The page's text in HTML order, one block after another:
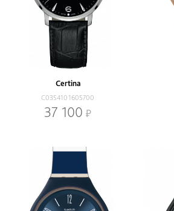
Certina
C0354101605700
37 100